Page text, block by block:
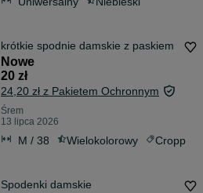
krótkie spodnie damskie z paskiem
Nowe
20 zł
24,20 zł z Pakietem Ochronnym
Śrem
13 lipca 2026
M / 38 Wielokolorowy Cropp
Spodenki damskie